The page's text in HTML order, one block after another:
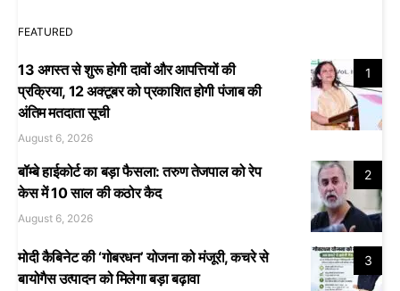
FEATURED
1
13 अगस्त से शुरू होगी दावों और आपत्तियों की
प्रक्रिया, 12 अक्टूबर को प्रकाशित होगी पंजाब की
अंतिम मतदाता सूची
August 6, 2026
2
बॉम्बे हाईकोर्ट का बड़ा फैसला: तरुण तेजपाल को रेप
केस में 10 साल की कठोर कैद
August 6, 2026
3
मोदी कैबिनेट की ‘गोबरधन’ योजना को मंजूरी, कचरे से
बायोगैस उत्पादन को मिलेगा बड़ा बढ़ावा